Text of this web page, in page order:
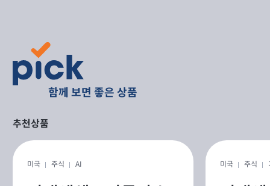
함께 보면 좋은 상품
추천상품
미국 주식 AI 미국 주식